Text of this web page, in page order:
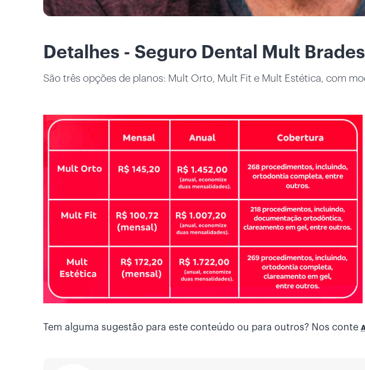
Detalhes - Seguro Dental Mult
São três opções de planos: Mult Orto, Mult Fit e Mult Estética, com
Tem alguma sugestão para este conteúdo ou para outros? Nos conte